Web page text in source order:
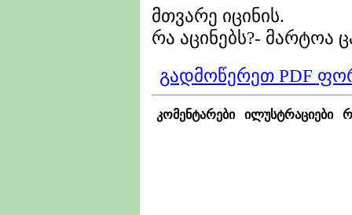
მთვარე იცინის.
რა აცინებს?- მარტოა
გადმოწერეთ PDF
კომენტარები ილუსტრაციები